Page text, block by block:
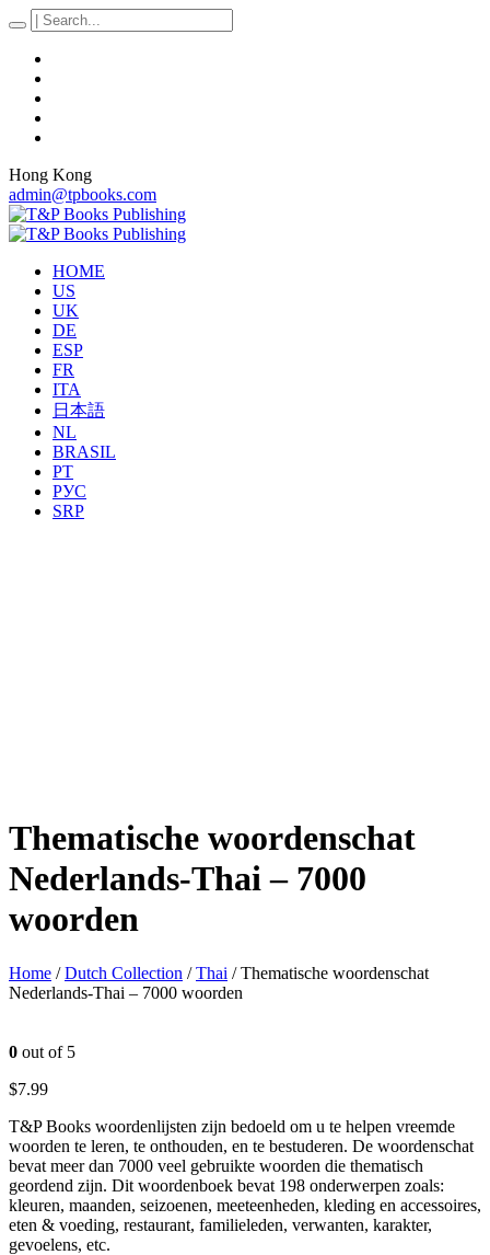
Hong Kong
admin@tpbooks.com
HOME
US
UK
DE
ESP
FR
ITA
日本語
NL
BRASIL
PT
РУС
SRP
Thematische woordenschat
Nederlands-Thai – 7000
woorden
Home /Dutch Collection /Thai / Thematische woordenschat
Nederlands-Thai – 7000 woorden
0 out of 5
$7.99
T&P Books woordenlijsten zijn bedoeld om u te helpen vreemde
woorden te leren, te onthouden, en te bestuderen. De woordenschat
bevat meer dan 7000 veel gebruikte woorden die thematisch
geordend zijn. Dit woordenboek bevat 198 onderwerpen zoals:
kleuren, maanden, seizoenen, meeteenheden, kleding en accessoires,
eten & voeding, restaurant, familieleden, verwanten, karakter,
gevoelens, etc.